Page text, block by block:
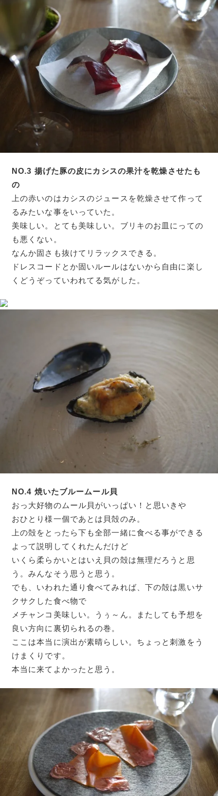
NO.3 揚げた豚の皮にカシスの果汁を乾燥させたも
の
上の赤いのはカシスのジュースを乾燥させて作って
るみたいな事をいっていた。
美味しい。とても美味しい。ブリキのお皿にっての
も悪くない。
なんか固さも抜けてリラックスできる。
ドレスコードとか固いルールはないから自由に楽し
くどうぞっていわれてる気がした。
NO.4 焼いたブルームール貝
おっ大好物のムール貝がいっぱい！と思いきや
おひとり様一個であとは貝殻のみ。
上の殻をとったら下も全部一緒に食べる事ができる
よって説明してくれたんだけど
いくら柔らかいとはいえ貝の殻は無理だろうと思
う。みんなそう思うと思う。
でも、いわれた通り食べてみれば、下の殻は黒いサ
クサクした食べ物で
メチャンコ美味しい。うぅ～ん。またしても予想を
良い方向に裏切られるの巻。
ここは本当に演出が素晴らしい。ちょっと刺激をう
けまくりです。
本当に来てよかったと思う。